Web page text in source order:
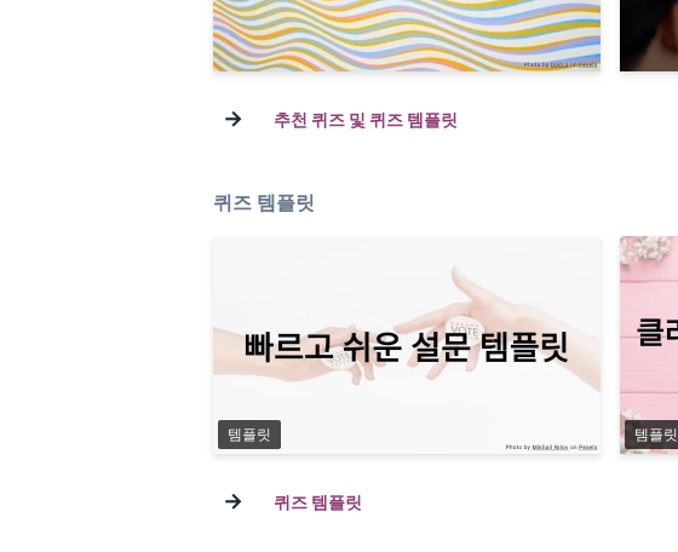
→ 추천 퀴즈 및 퀴즈 템플릿
퀴즈 템플릿
템플릿 템플릿
→ 퀴즈 템플릿